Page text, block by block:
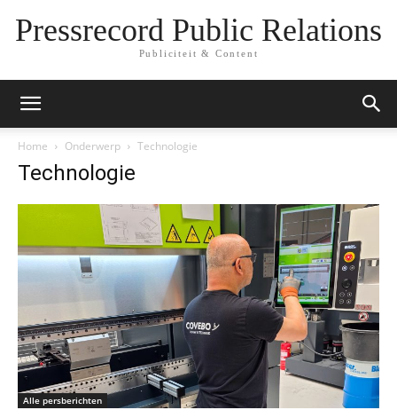
Pressrecord Public Relations
Publiciteit & Content
Home Onderwerp Technologie
Technologie
Alle persberichten